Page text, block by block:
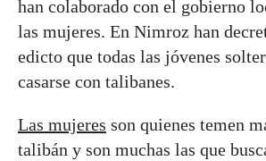
han colaborado con el gobierno
las mujeres. En Nimroz han
edicto que todas las jóvenes
casarse con talibanes.
Las mujeres son quienes temen
talibán y son muchas las que